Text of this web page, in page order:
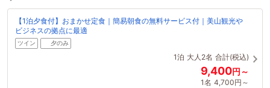
【1泊夕食付】おまかせ定食｜簡易朝食の無料サービス付｜美山観光や
ビジネスの拠点に最適
ツイン 夕のみ
1泊 大人2名 合計(税込)
9,400円～
1名 4,700円～